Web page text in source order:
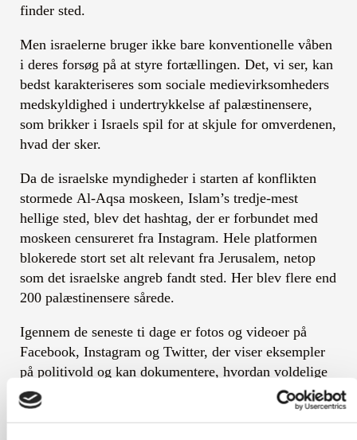
finder sted.
Men israelerne bruger ikke bare konventionelle våben
i deres forsøg på at styre fortællingen. Det, vi ser, kan
bedst karakteriseres som sociale medievirksomheders
medskyldighed i undertrykkelse af palæstinensere,
som brikker i Israels spil for at skjule for omverdenen,
hvad der sker.
Da de israelske myndigheder i starten af konflikten
stormede Al-Aqsa moskeen, Islam’s tredje-mest
hellige sted, blev det hashtag, der er forbundet med
moskeen censureret fra Instagram. Hele platformen
blokerede stort set alt relevant fra Jerusalem, netop
som det israelske angreb fandt sted. Her blev flere end
200 palæstinensere sårede.
Igennem de seneste ti dage er fotos og videoer på
Facebook, Instagram og Twitter, der viser eksempler
på politivold og kan dokumentere, hvordan voldelige
højreekstreme israelske grupper går til angreb på
palæstinensere, blevet fjernet. Det er ikke kun